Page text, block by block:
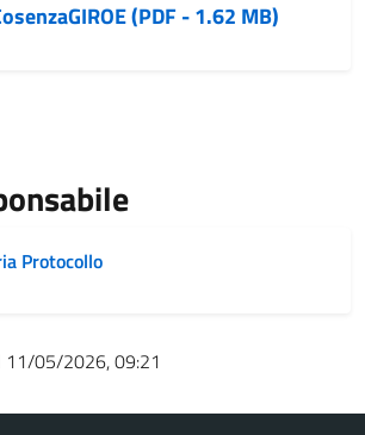
(PDF - 1.62 MB)
Protocollo
11/05/2026, 09:21